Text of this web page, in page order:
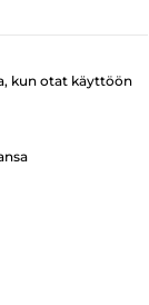
kun otat käyttöön